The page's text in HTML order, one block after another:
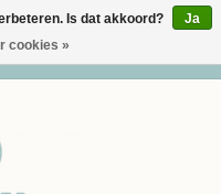
Is dat akkoord?
Ja
cookies »